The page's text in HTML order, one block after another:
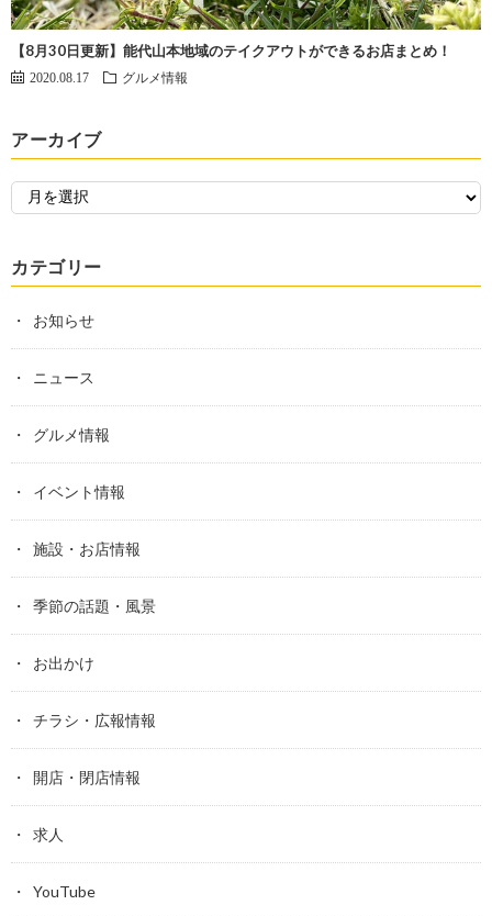
【8月30日更新】能代山本地域のテイクアウトができるお店まとめ！
2020.08.17 グルメ情報
アーカイブ
カテゴリー
お知らせ
ニュース
グルメ情報
イベント情報
施設・お店情報
季節の話題・風景
お出かけ
チラシ・広報情報
開店・閉店情報
求人
YouTube